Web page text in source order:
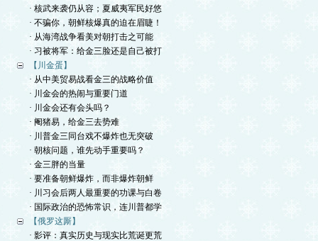
· 核武来袭仍从容；夏威夷军民好悠
· 不骗你，朝鲜核爆真的迫在眉睫！
· 从海湾战争看美对朝打击之可能
· 习被将军：给金三脸还是自己被打
【川金蛋】
· 从中美贸易战看金三的战略价值
· 川金会的热闹与重要门道
· 川金会还有会头吗？
· 阉猪易，给金三去势难
· 川普金三同台戏不爆炸也无突破
· 朝核问题，谁先动手重要吗？
· 金三胖的当量
· 要准备朝鲜爆炸，而非爆炸朝鲜
· 川习会后两人最重要的功课与白卷
· 国际政治的恐怖常识，连川普都学
【俄罗这厮】
· 影评：真实历史与现实比荒诞更荒